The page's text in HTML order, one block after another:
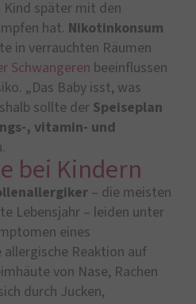
später mit den
hat. Nikotinkonsum
in verrauchten Räumen
Schwangeren beeinflussen
„Das Baby isst, was
sollte der Speiseplan
, vitamin- und
bei Kindern
– die meisten
Lebensjahr – leiden unter
eines
allergische Reaktion auf
von Nase, Rachen
durch Jucken,